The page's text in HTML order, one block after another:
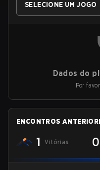
SELECIONE UM JOGO
Dados do
Por
ENCONTROS
1 Vitórias 0